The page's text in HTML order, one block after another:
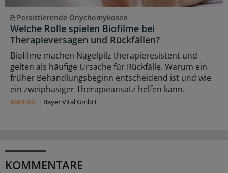
Persistierende Onychomykosen
Welche Rolle spielen Biofilme bei
Therapieversagen und Rückfällen?
Biofilme machen Nagelpilz therapieresistent und
gelten als häufige Ursache für Rückfälle. Warum ein
früher Behandlungsbeginn entscheidend ist und wie
ein zweiphasiger Therapieansatz helfen kann.
ANZEIGE | Bayer Vital GmbH
KOMMENTARE